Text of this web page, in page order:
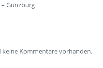
Günzburg
keine Kommentare vorhanden.